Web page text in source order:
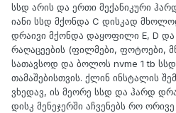
სსდ არის და ერთი მექანიკური
იანი სსდ მქონდა C დისკად
დრაივი მქონდა დაყოფილი E, D და
რაღაცეების (ფილმები, ფოტოები,
სათავსოდ და ბოლოს nvme 1 tb
თამაშებისთვის. ქლინ ინსტალის
ვხედავ, ის მეორე სსდ და ჰარდ
დისკ მენეჯერში აჩვენებს რო